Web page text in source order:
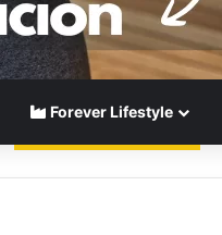
Forever Lifestyle